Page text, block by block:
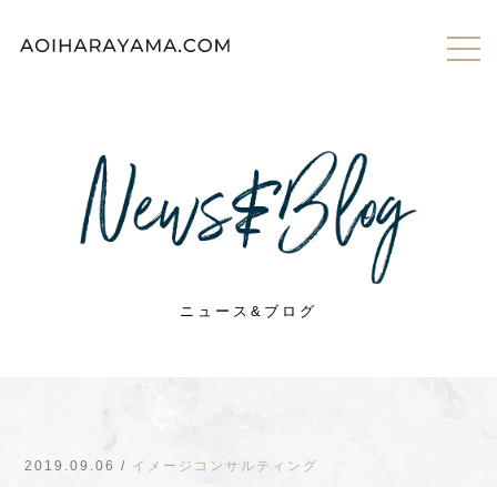
ニュース&ブログ
2019.09.06 / イメージコンサルティング